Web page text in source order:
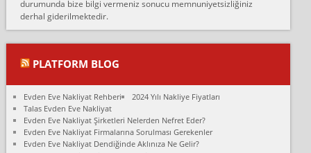
Diyarbakır dan eşyamı getirtmek için anlaştım sözleşme yaptım.
Son anda fiyat artırdılar.. mecburiyetten tasittim.. bu kişiler ağrılı
Ali:
olduk. Asansörlü dediler sonra uraya asansör kurulmaz dediler
fark istediler. ortada asa...
Nimet:
Ben 2021 Ağustos ilk haftası Evimi taşıdım yani İstanbul'un bir
Mahallesi'nden bir başka Mahallesi'ne yani Ümraniye bölgesinde
durumunda bize bilgi vermeniz sonucu memnuniyetsizliğiniz
derhal giderilmektedir.
PLATFORM BLOG
Evden Eve Nakliyat Rehberi
2024 Yılı Nakliye Fiyatları
Talas Evden Eve Nakliyat
Evden Eve Nakliyat Şirketleri Nelerden Nefret Eder?
Evden Eve Nakliyat Firmalarına Sorulması Gerekenler
Evden Eve Nakliyat Dendiğinde Aklınıza Ne Gelir?